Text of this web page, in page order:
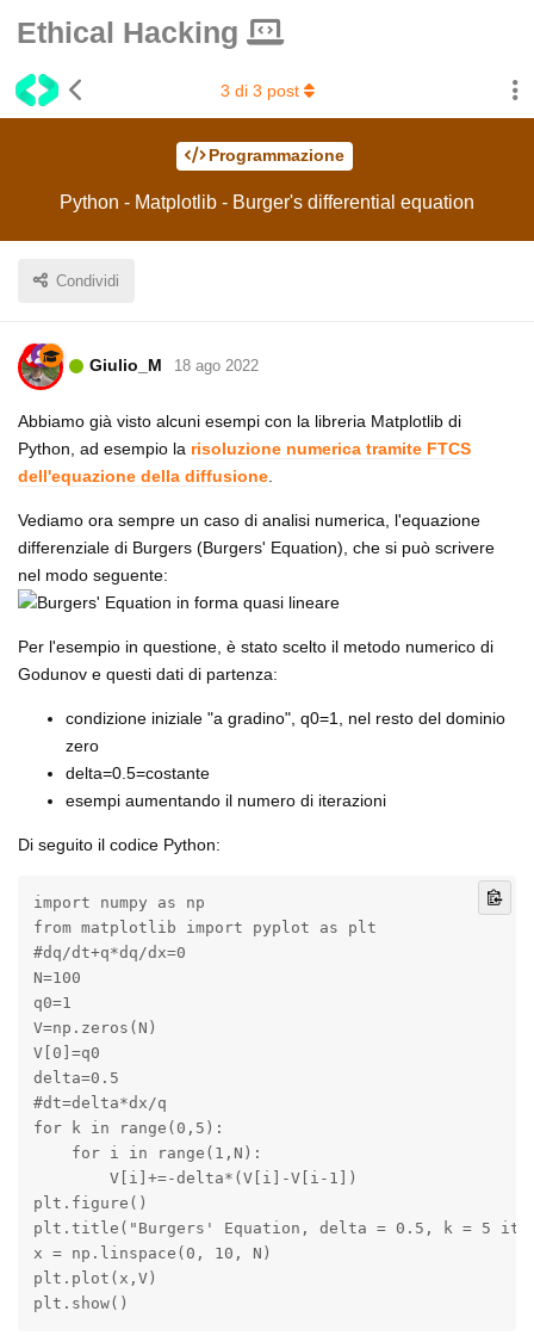
Ethical Hacking
Programmazione
Python - Matplotlib - Burger's differential equation
Condividi
3 di 3 post
Giulio_M 18 ago 2022
Abbiamo già visto alcuni esempi con la libreria Matplotlib di
Python, ad esempio la risoluzione numerica tramite FTCS
dell'equazione della diffusione
Vediamo ora sempre un caso di analisi numerica, l'equazione
differenziale di Burgers (Burgers' Equation), che si può scrivere
nel modo seguente:
Per l'esempio in questione, è stato scelto il metodo numerico di
Godunov e questi dati di partenza:
condizione iniziale "a gradino", q0=1, nel resto del dominio
zero
delta=0.5=costante
esempi aumentando il numero di iterazioni
Di seguito il codice Python:
import numpy as np
from matplotlib import pyplot as plt
#dq/dt+q*dq/dx=0
N=100
q0=1
V=np.zeros(N)
V[0]=q0
delta=0.5
#dt=delta*dx/q
for k in range(0,5):
    for i in range(1,N):
        V[i]+=-delta*(V[i]-V[i-1])
plt.figure()
plt.title("Burgers' Equation, delta = 0.5, k = 5
x = np.linspace(0, 10, N)
plt.plot(x,V)
plt.show()